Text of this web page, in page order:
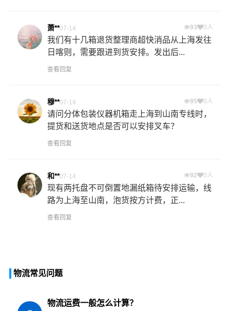
萧**07-14 93 0人
我们有十几箱退货整理商超快消品从上海发往
日喀则，需要跟进到货安排。发出后...
查看回复
穆**07-14 95 0人
请问分体包装仪器机箱走上海到山南专线时，
提货和送货地点是否可以安排叉车？
查看回复
和**07-14 92 0人
现有两托盘不可倒置地漏纸箱待安排运输，线
路为上海至山南，泡货按方计费，正...
查看回复
物流常见问题
物流运费一般怎么计算？